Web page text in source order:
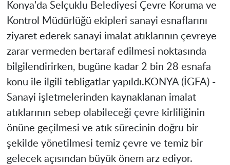
Konya'da Selçuklu Belediyesi Çevre Koruma ve
Kontrol Müdürlüğü ekipleri sanayi esnaflarını
ziyaret ederek sanayi imalat atıklarının çevreye
zarar vermeden bertaraf edilmesi noktasında
bilgilendirirken, bugüne kadar 2 bin 28 esnafa
konu ile ilgili tebligatlar yapıldı. KONYA (İGFA) -
Sanayi işletmelerinden kaynaklanan imalat
atıklarının sebep olabileceği çevre kirliliğinin
önüne geçilmesi ve atık sürecinin doğru bir
şekilde yönetilmesi temiz çevre ve temiz bir
gelecek açısından büyük önem arz ediyor.